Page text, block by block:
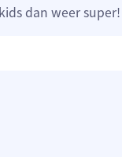
dan weer